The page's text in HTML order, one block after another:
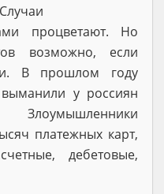
Случаи
процветают. Но
возможно, если
В прошлом году
у россиян
платежных карт,
дебетовые,